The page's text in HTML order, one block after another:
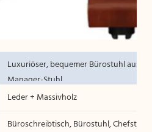
Luxuriöser, bequemer Bürostuhl aus
Manager-Stuhl
Leder + Massivholz
Büroschreibtisch, Bürostuhl,